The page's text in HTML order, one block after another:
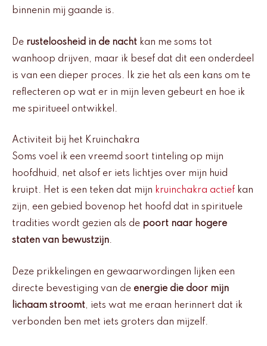
binnenin mij gaande is.
De rusteloosheid in de nacht kan me soms tot
wanhoop drijven, maar ik besef dat dit een onderdeel
is van een dieper proces. Ik zie het als een kans om te
reflecteren op wat er in mijn leven gebeurt en hoe ik
me spiritueel ontwikkel.
Activiteit bij het Kruinchakra
Soms voel ik een vreemd soort tinteling op mijn
hoofdhuid, net alsof er iets lichtjes over mijn huid
kruipt. Het is een teken dat mijn kruinchakra actief kan
zijn, een gebied bovenop het hoofd dat in spirituele
tradities wordt gezien als de poort naar hogere
staten van bewustzijn.
Deze prikkelingen en gewaarwordingen lijken een
directe bevestiging van de energie die door mijn
lichaam stroomt, iets wat me eraan herinnert dat ik
verbonden ben met iets groters dan mijzelf.